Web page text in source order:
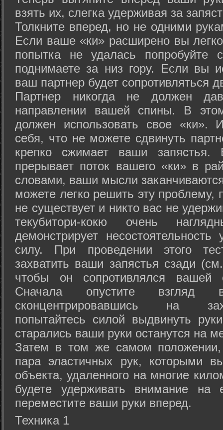
взять их, слегка удерживая за
Толкните вперед, но не одними
Если ваше «ки» расширено вы
попытка не удалась попробуйте
поднимаете за низ гору. Если вы
ваш партнер будет сопротивляться
Партнер никогда не должен
направлении вашей спины. В
должен использовать свое «ки».
себя, что не можете сдвинуть
крепко сжимает ваши запястья.
прерывает поток вашего «ки» в
словами, ваши мысли
можете легко решить эту проблему,
не существует и никто вас не
текубитори-кокю очень
демонстрирует
силу. При проведении этого
захватить ваши запястья сзади
чтобы он сопротивлялся вашей
Сначала опустите
сконцентрировавшись на
попытайтесь силой выдвинуть
старались ваши руки останутся на
Затем в том же самом положении,
пара эластичных рук, которыми
объекта, удаленного на многие
будете удерживать внимание на
переместите ваши руки вперед.
Техника 1